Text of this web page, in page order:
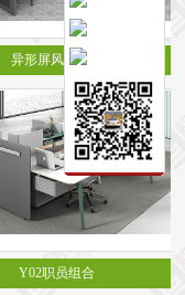
板式文件柜
钢制文件柜
异形屏风工作站
Y02职员组合